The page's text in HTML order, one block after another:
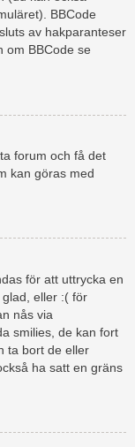
BBCode
av hakparanteser
om BBCode se
forum och få det
kan göras med
för att uttrycka en
eller :( för
nås via
smilies, de kan fort
ta bort de eller
ha satt en gräns